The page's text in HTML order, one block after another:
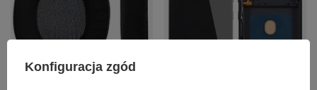
Konfiguracja zgód